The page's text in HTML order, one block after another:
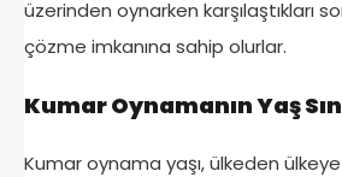
üzerinden oynarken karşılaştıkları
çözme imkanına sahip olurlar.
Kumar Oynamanın Yaş
Kumar oynama yaşı, ülkeden